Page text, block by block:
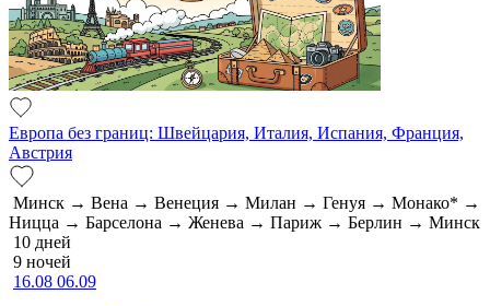
Европа без границ: Швейцария, Италия, Испания, Франция,
Австрия
Минск → Вена → Венеция → Милан → Генуя → Монако* →
Ницца → Барселона → Женева → Париж → Берлин → Минск
10 дней
9 ночей
16.08 06.09